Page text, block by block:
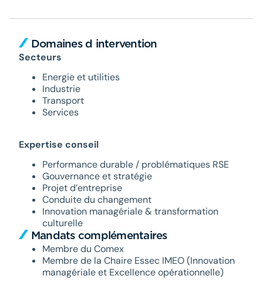
Domaines d intervention
Secteurs
Energie et utilities
Industrie
Transport
Services
Expertise conseil
Performance durable / problématiques RSE
Gouvernance et stratégie
Projet d’entreprise
Conduite du changement
Innovation managériale & transformation
culturelle
Mandats complémentaires
Membre du Comex
Membre de la Chaire Essec IMEO (Innovation
managériale et Excellence opérationnelle)